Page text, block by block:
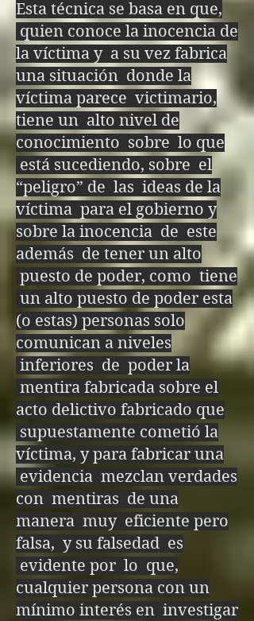
este infierno, deberás
seguir estas palabras,
escritas por el
arcángel Lucifer, única
manera de resolver las
paradojas infernales
de la oscuridad
Cambio de dualidad
Si bien es bien y mal
es mal no hay cambio
Si bien es mal y mal
es bien es igual
Por eso bien y mal
cambian
Para que tengas
voluntad
Si bien es bien y mal
es mal no tendrás
voluntad
Esta técnica se basa en que,
quien conoce la inocencia de
la víctima y a su vez fabrica
una situación donde la
víctima parece victimario,
tiene un alto nivel de
conocimiento sobre lo que
está sucediendo, sobre el
“peligro” de las ideas de la
víctima para el gobierno y
sobre la inocencia de este
además de tener un alto
puesto de poder, como tiene
un alto puesto de poder esta
(o estas) personas solo
comunican a niveles
inferiores de poder la
mentira fabricada sobre el
acto delictivo fabricado que
supuestamente cometió la
víctima, y para fabricar una
evidencia mezclan verdades
con mentiras de una
manera muy eficiente pero
falsa, y su falsedad es
evidente por lo que,
cualquier persona con un
mínimo interés en investigar